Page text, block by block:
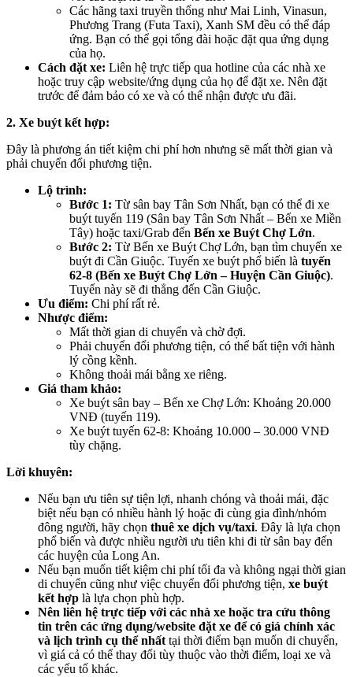
Các hãng taxi truyền thống như Mai Linh, Vinasun,
Phương Trang (Futa Taxi), Xanh SM đều có thể đáp
ứng. Bạn có thể gọi tổng đài hoặc đặt qua ứng dụng
của họ.
Cách đặt xe: Liên hệ trực tiếp qua hotline của các nhà xe
hoặc truy cập website/ứng dụng của họ để đặt xe. Nên đặt
trước để đảm bảo có xe và có thể nhận được ưu đãi.
2. Xe buýt kết hợp:
Đây là phương án tiết kiệm chi phí hơn nhưng sẽ mất thời gian và
phải chuyển đổi phương tiện.
Lộ trình:
Bước 1: Từ sân bay Tân Sơn Nhất, bạn có thể đi xe
buýt tuyến 119 (Sân bay Tân Sơn Nhất – Bến xe Miền
Tây) hoặc taxi/Grab đến Bến xe Buýt Chợ Lớn.
Bước 2: Từ Bến xe Buýt Chợ Lớn, bạn tìm chuyến xe
buýt đi Cần Giuộc. Tuyến xe buýt phổ biến là tuyến
62-8 (Bến xe Buýt Chợ Lớn – Huyện Cần Giuộc).
Tuyến này sẽ đi thẳng đến Cần Giuộc.
Ưu điểm: Chi phí rất rẻ.
Nhược điểm:
Mất thời gian di chuyển và chờ đợi.
Phải chuyển đổi phương tiện, có thể bất tiện với hành
lý cồng kềnh.
Không thoải mái bằng xe riêng.
Giá tham khảo:
Xe buýt sân bay – Bến xe Chợ Lớn: Khoảng 20.000
VNĐ (tuyến 119).
Xe buýt tuyến 62-8: Khoảng 10.000 – 30.000 VNĐ
tùy chặng.
Lời khuyên:
Nếu bạn ưu tiên sự tiện lợi, nhanh chóng và thoải mái, đặc
biệt nếu bạn có nhiều hành lý hoặc đi cùng gia đình/nhóm
đông người, hãy chọn thuê xe dịch vụ/taxi. Đây là lựa chọn
phổ biến và được nhiều người ưu tiên khi đi từ sân bay đến
các huyện của Long An.
Nếu bạn muốn tiết kiệm chi phí tối đa và không ngại thời gian
di chuyển cũng như việc chuyển đổi phương tiện, xe buýt
kết hợp là lựa chọn phù hợp.
Nên liên hệ trực tiếp với các nhà xe hoặc tra cứu thông
tin trên các ứng dụng/website đặt xe để có giá chính xác
và lịch trình cụ thể nhấttại thời điểm bạn muốn di chuyển,
vì giá cả có thể thay đổi tùy thuộc vào thời điểm, loại xe và
các yếu tố khác.